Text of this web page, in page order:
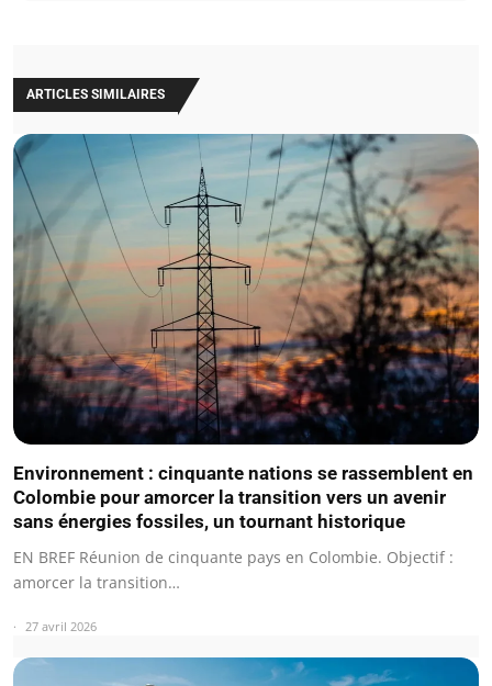
ARTICLES SIMILAIRES
Environnement : cinquante nations se rassemblent en
Colombie pour amorcer la transition vers un avenir
sans énergies fossiles, un tournant historique
EN BREF Réunion de cinquante pays en Colombie. Objectif :
amorcer la transition…
27 avril 2026